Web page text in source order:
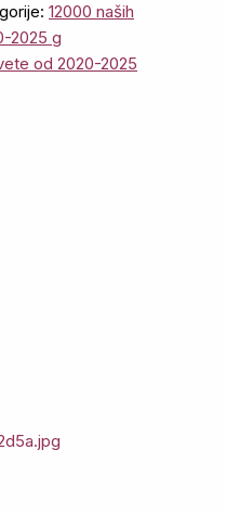
12000 naših
2025 g
od 2020-2025